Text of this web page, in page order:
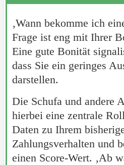
‚Wann bekomme ich
Frage ist eng mit Ihrer
Eine gute Bonität
dass Sie ein geringes
darstellen.
Die Schufa und andere
hierbei eine zentrale
Daten zu Ihrem
Zahlungsverhalten und
einen Score-Wert. ‚Ab